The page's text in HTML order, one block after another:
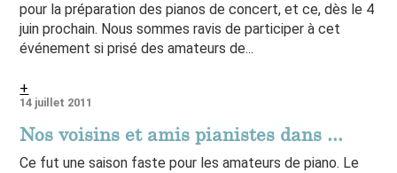
pour la préparation des pianos de concert, et ce, dès le 4
juin prochain. Nous sommes ravis de participer à cet
événement si prisé des amateurs de...
+
14 juillet 2011
Nos voisins et amis pianistes dans ...
Ce fut une saison faste pour les amateurs de piano. Le